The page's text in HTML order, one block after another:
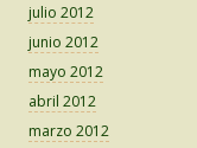
julio 2012
junio 2012
mayo 2012
abril 2012
marzo 2012